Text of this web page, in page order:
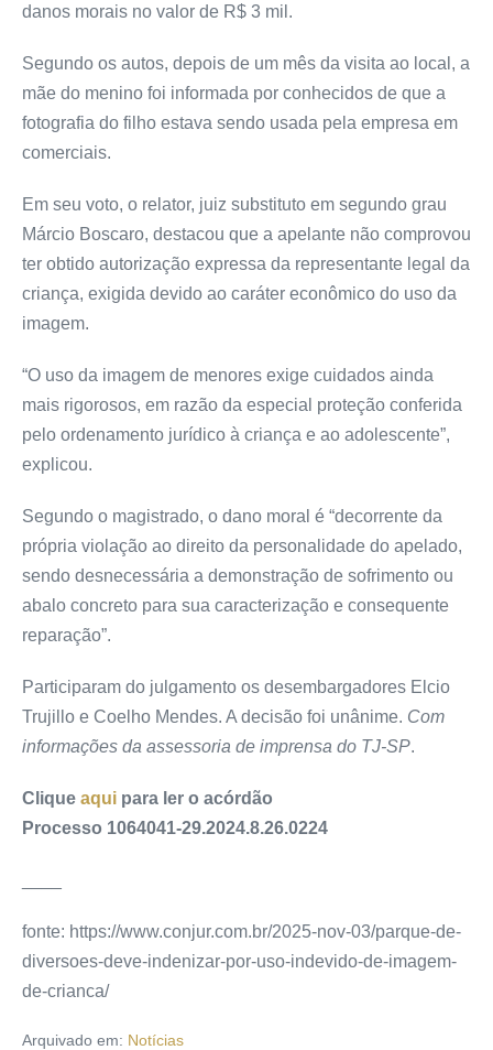
danos morais no valor de R$ 3 mil.
Segundo os autos, depois de um mês da visita ao local, a
mãe do menino foi informada por conhecidos de que a
fotografia do filho estava sendo usada pela empresa em
comerciais.
Em seu voto, o relator, juiz substituto em segundo grau
Márcio Boscaro, destacou que a apelante não comprovou
ter obtido autorização expressa da representante legal da
criança, exigida devido ao caráter econômico do uso da
imagem.
“O uso da imagem de menores exige cuidados ainda
mais rigorosos, em razão da especial proteção conferida
pelo ordenamento jurídico à criança e ao adolescente”,
explicou.
Segundo o magistrado, o dano moral é “decorrente da
própria violação ao direito da personalidade do apelado,
sendo desnecessária a demonstração de sofrimento ou
abalo concreto para sua caracterização e consequente
reparação”.
Participaram do julgamento os desembargadores Elcio
Trujillo e Coelho Mendes. A decisão foi unânime. Com
informações da assessoria de imprensa do TJ-SP.
Clique aqui para ler o acórdão
Processo 1064041-29.2024.8.26.0224
fonte: https://www.conjur.com.br/2025-nov-03/parque-de-
diversoes-deve-indenizar-por-uso-indevido-de-imagem-
de-crianca/
Arquivado em: Notícias